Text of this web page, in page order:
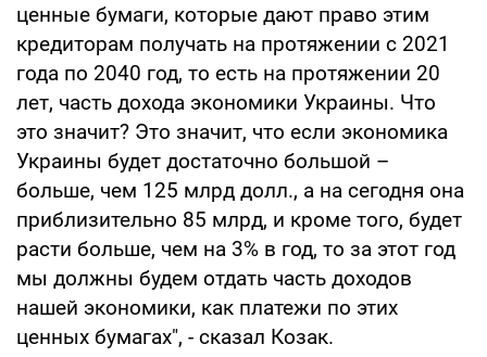
ценные бумаги, которые дают право этим
кредиторам получать на протяжении с 2021
года по 2040 год, то есть на протяжении 20
лет, часть дохода экономики Украины. Что
это значит? Это значит, что если экономика
Украины будет достаточно большой –
больше, чем 125 млрд долл., а на сегодня она
приблизительно 85 млрд, и кроме того, будет
расти больше, чем на 3% в год, то за этот год
мы должны будем отдать часть доходов
нашей экономики, как платежи по этих
ценных бумагах", - сказал Козак.